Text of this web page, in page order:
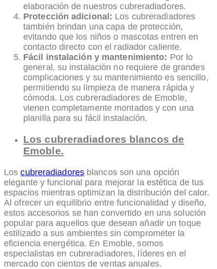
elaboración de nuestros cubreradiadores.
Protección adicional: Los cubreradiadores
también brindan una capa de protección,
evitando que los niños o mascotas entren en
contacto directo con el radiador caliente.
Fácil instalación y mantenimiento: Por lo
general, su instalación no requiere de grandes
complicaciones y su mantenimiento es sencillo,
permitiendo su limpieza de manera rápida y
cómoda. Los cubreradiadores de Emoble,
vienen completamente montados y con una
planilla para su fácil instalación.
Los cubreradiadores blancos de
Emoble.
Loscubreradiadoresblancos son una opción
elegante y funcional para mejorar la estética de tus
espacios mientras optimizan la distribución del calor.
Al ofrecer un equilibrio entre funcionalidad y diseño,
estos accesorios se han convertido en una solución
popular para aquellos que desean añadir un toque
estilizado a sus ambientes sin comprometer la
eficiencia energética. En Emoble, somos
especialistas en cubreradiadores, líderes en el
mercado con cientos de ventas anuales.